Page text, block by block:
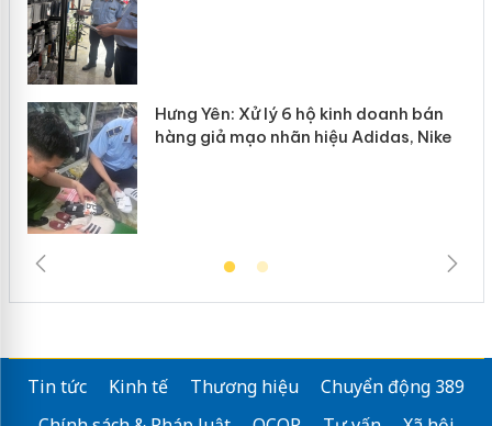
Hưng Yên: Xử lý 6 hộ kinh doanh bán
hàng giả mạo nhãn hiệu Adidas, Nike
Tin tức Kinh tế Thương hiệu
Chuyển động 389